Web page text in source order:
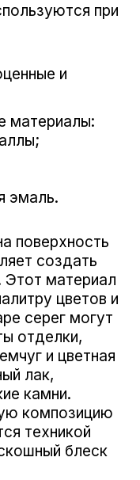
при
и
материалы:
эмаль.
поверхность
создать
материал
цветов и
серег могут
отделки,
и цветная
лак,
камни.
композицию
техникой
блеск